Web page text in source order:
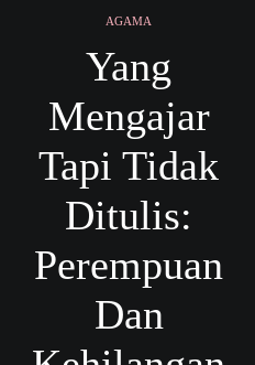
AGAMA
Yang
Mengajar
Tapi Tidak
Ditulis:
Perempuan
Dan